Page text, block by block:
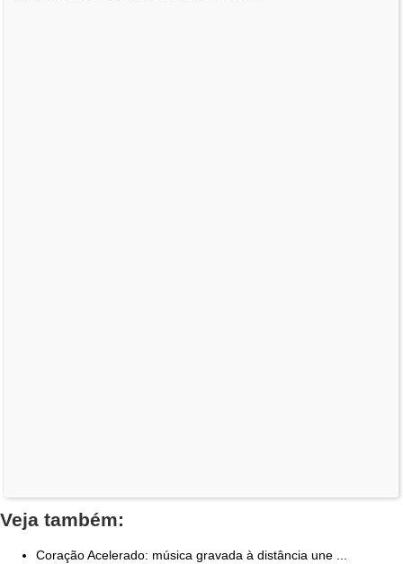
Veja também:
Coração Acelerado: música gravada à distância une ...